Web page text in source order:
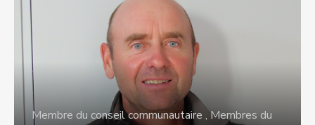
Membre du conseil communautaire ,Membres du